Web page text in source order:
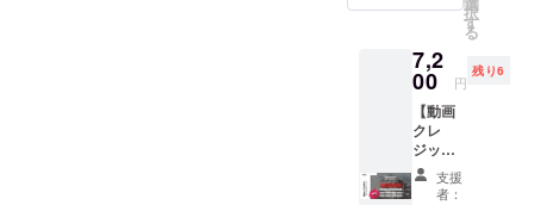
後の銭
湯でも
使用で
きるタ
イベッ
クの特
注！ サ
イズ：
れから
を目指
す方に
も使っ
て欲し
いと、
既に百
名山を
達成さ
択
す
る
7,2
00 円
残り6
【動画
クレ
ジット
掲載
(大)】 ※
支援
者：